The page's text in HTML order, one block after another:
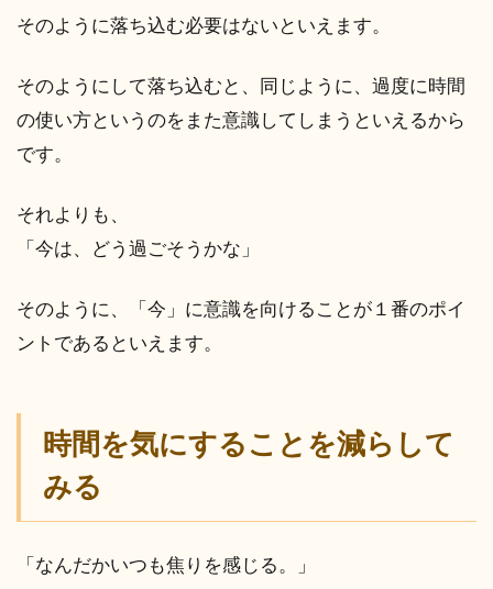
そのように落ち込む必要はないといえます。
そのようにして落ち込むと、同じように、過度に時間
の使い方というのをまた意識してしまうといえるから
です。
それよりも、
「今は、どう過ごそうかな」
そのように、「今」に意識を向けることが１番のポイ
ントであるといえます。
時間を気にすることを減らして
みる
「なんだかいつも焦りを感じる。」